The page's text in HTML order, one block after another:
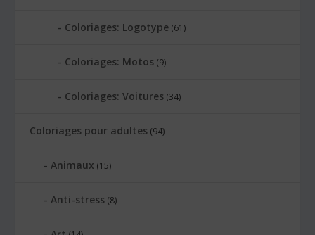
Coloriages: Logotype (61)
Coloriages: Motos (9)
Coloriages: Voitures (34)
Coloriages pour adultes (94)
Animaux (15)
Anti-stress (8)